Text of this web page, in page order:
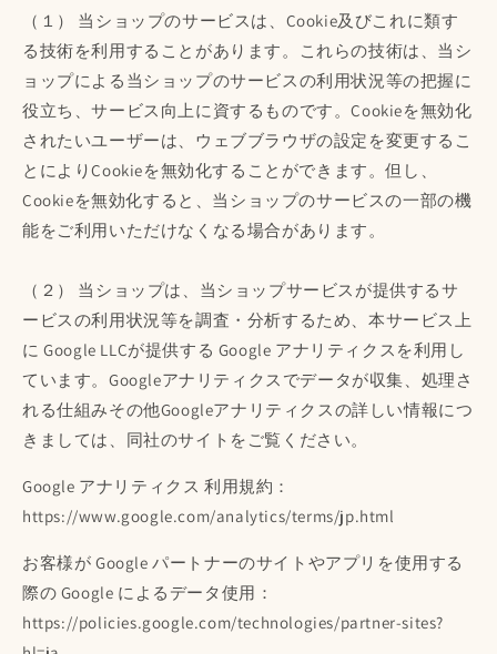
（１） 当ショップのサービスは、Cookie及びこれに類す
る技術を利用することがあります。これらの技術は、当シ
ョップによる当ショップのサービスの利用状況等の把握に
役立ち、サービス向上に資するものです。Cookieを無効化
されたいユーザーは、ウェブブラウザの設定を変更するこ
とによりCookieを無効化することができます。但し、
Cookieを無効化すると、当ショップのサービスの一部の機
能をご利用いただけなくなる場合があります。
（２） 当ショップは、当ショップサービスが提供するサ
ービスの利用状況等を調査・分析するため、本サービス上
に Google LLCが提供する Google アナリティクスを利用し
ています。Googleアナリティクスでデータが収集、処理さ
れる仕組みその他Googleアナリティクスの詳しい情報につ
きましては、同社のサイトをご覧ください。
Google アナリティクス 利用規約：
https://www.google.com/analytics/terms/jp.html
お客様が Google パートナーのサイトやアプリを使用する
際の Google によるデータ使用：
https://policies.google.com/technologies/partner-sites?